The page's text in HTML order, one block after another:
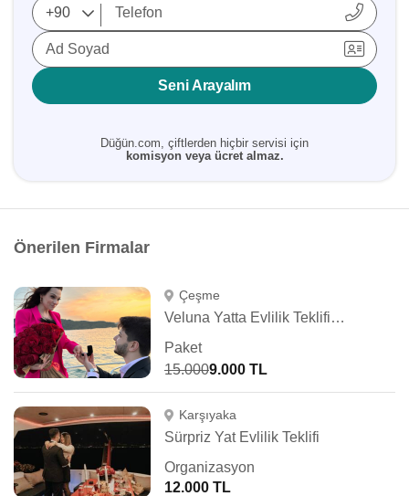
Ad Soyad
Seni Arayalım
Düğün.com, çiftlerden hiçbir servisi için
komisyon veya ücret almaz.
Önerilen Firmalar
Çeşme
Veluna Yatta Evlilik Teklifi İzmir
Paket
15.0009.000 TL
Karşıyaka
Sürpriz Yat Evlilik Teklifi
Organizasyon
12.000 TL